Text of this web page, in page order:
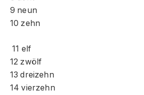
9 neun
10 zehn
11 elf
12 zwölf
13 dreizehn
14 vierzehn